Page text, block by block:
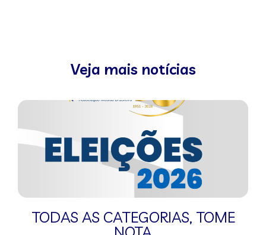
Veja mais notícias
TODAS AS CATEGORIAS, TOME